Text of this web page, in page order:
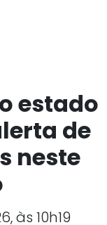
estado
de
neste
às 10h19